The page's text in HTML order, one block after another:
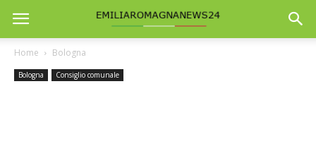
Home Bologna
Bologna Consiglio comunale